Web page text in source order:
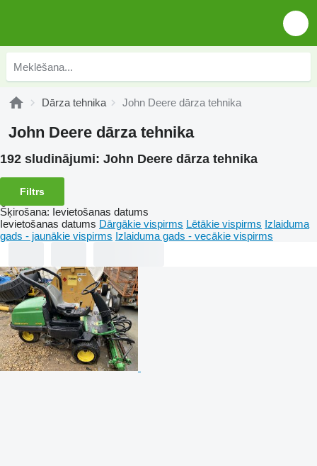
Dārza tehnika John Deere dārza tehnika
John Deere dārza tehnika
192 sludinājumi: John Deere dārza tehnika
Filtrs
Šķirošana: Ievietošanas datums
Ievietošanas datums Dārgākie vispirms Lētākie vispirms Izlaiduma
gads - jaunākie vispirms Izlaiduma gads - vecākie vispirms